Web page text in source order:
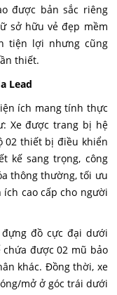
được bản sắc riêng
sở hữu vẻ đẹp mềm
tiện lợi nhưng cũng
thiết.
Lead
ích mang tính thực
Xe được trang bị hệ
02 thiết bị điều khiển
kế sang trọng, công
thông thường, tối ưu
cao cấp cho người
đồ cực đại dưới
được 02 mũ bảo
khác. Đồng thời, xe
mở ở góc trái dưới